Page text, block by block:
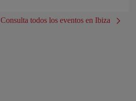
Consulta todos los eventos en Ibiza